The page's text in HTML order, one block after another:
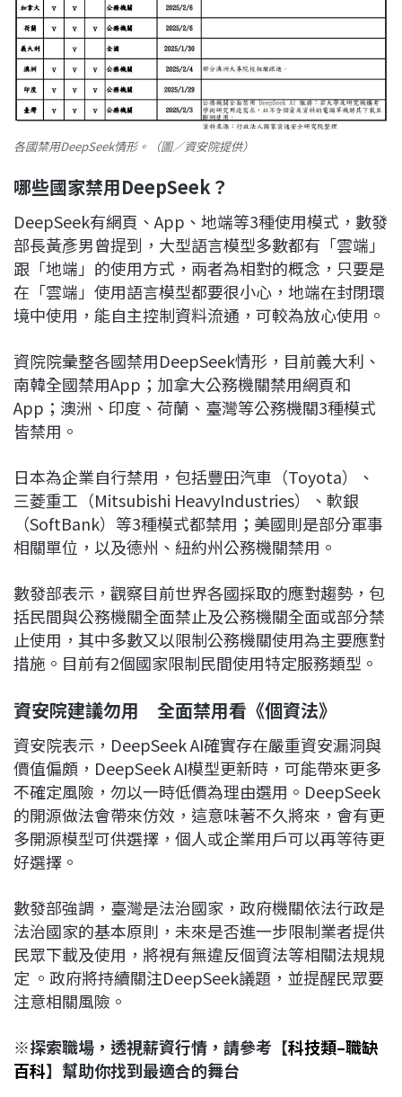
各國禁用DeepSeek情形。（圖／資安院提供）
哪些國家禁用DeepSeek？
DeepSeek有網頁、App、地端等3種使用模式，數發
部長黃彥男曾提到，大型語言模型多數都有「雲端」
跟「地端」的使用方式，兩者為相對的概念，只要是
在「雲端」使用語言模型都要很小心，地端在封閉環
境中使用，能自主控制資料流通，可較為放心使用。
資院院彙整各國禁用DeepSeek情形，目前義大利、
南韓全國禁用App；加拿大公務機關禁用網頁和
App；澳洲、印度、荷蘭、臺灣等公務機關3種模式
皆禁用。
日本為企業自行禁用，包括豐田汽車（Toyota）、
三菱重工（Mitsubishi HeavyIndustries）、軟銀
（SoftBank）等3種模式都禁用；美國則是部分軍事
相關單位，以及德州、紐約州公務機關禁用。
數發部表示，觀察目前世界各國採取的應對趨勢，包
括民間與公務機關全面禁止及公務機關全面或部分禁
止使用，其中多數又以限制公務機關使用為主要應對
措施。目前有2個國家限制民間使用特定服務類型。
資安院建議勿用 全面禁用看《個資法》
資安院表示，DeepSeek AI確實存在嚴重資安漏洞與
價值偏頗，DeepSeek AI模型更新時，可能帶來更多
不確定風險，勿以一時低價為理由選用。DeepSeek
的開源做法會帶來仿效，這意味著不久將來，會有更
多開源模型可供選擇，個人或企業用戶可以再等待更
好選擇。
數發部強調，臺灣是法治國家，政府機關依法行政是
法治國家的基本原則，未來是否進一步限制業者提供
民眾下載及使用，將視有無違反個資法等相關法規規
定 。政府將持續關注DeepSeek議題，並提醒民眾要
注意相關風險。
※探索職場，透視薪資行情，請參考【科技類–職缺
百科】幫助你找到最適合的舞台